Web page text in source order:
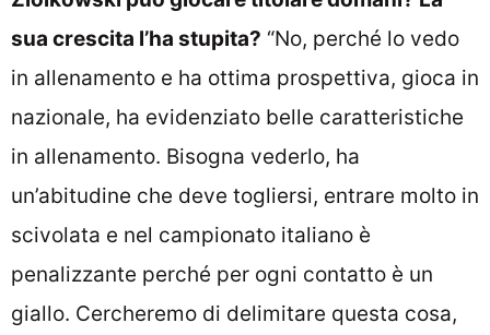
sua crescita l’ha stupita? “No, perché lo vedo
in allenamento e ha ottima prospettiva, gioca in
nazionale, ha evidenziato belle caratteristiche
in allenamento. Bisogna vederlo, ha
un’abitudine che deve togliersi, entrare molto in
scivolata e nel campionato italiano è
penalizzante perché per ogni contatto è un
giallo. Cercheremo di delimitare questa cosa,